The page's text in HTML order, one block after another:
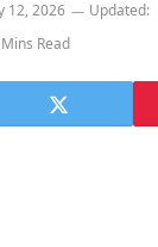
12, 2026 Updated:
Read